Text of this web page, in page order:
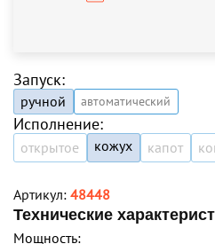
Запуск:
ручной автоматический
Исполнение:
открытое кожух капот
Артикул: 48448
Технические
Мощность: